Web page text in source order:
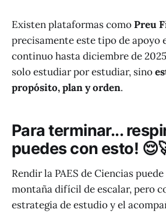
Existen plataformas comoPreu
precisamente este tipo de apoyo
continuo hasta diciembre de
solo estudiar por estudiar, sino
propósito, plan y orden.
Para terminar...
puedes con esto!
Rendir la PAES de Ciencias
montaña difícil de escalar, pero
estrategia de estudio y el